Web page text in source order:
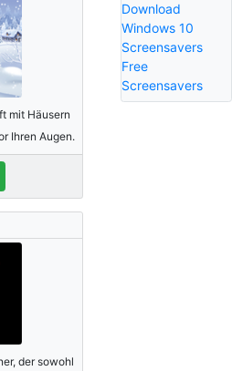
mit Häusern
Ihren Augen.
der sowohl
Download
Windows 10
Screensavers
Free
Screensavers